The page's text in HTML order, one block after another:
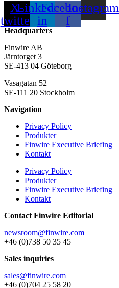
X-
twitter
Linkedin-
in
Facebook-
f
Instagram
Headquarters
Finwire AB
Järntorget 3
SE-413 04 Göteborg
Vasagatan 52
SE-111 20 Stockholm
Navigation
Privacy Policy
Produkter
Finwire Executive Briefing
Kontakt
Privacy Policy
Produkter
Finwire Executive Briefing
Kontakt
Contact Finwire Editorial
newsroom@finwire.com
+46 (0)738 50 35 45
Sales inquiries
sales@finwire.com
+46 (0)704 25 58 20